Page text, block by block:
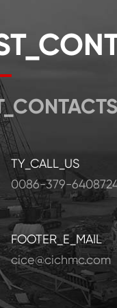
TY_CALL_US
0086-379-
FOOTER_E_MAIL
cice@cichmc.com